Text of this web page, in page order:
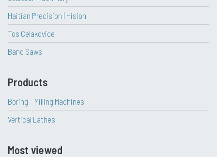
Haitian Precision | Hision
Tos Celakovice
Band Saws
Products
Boring – Milling Machines
Vertical Lathes
Most viewed